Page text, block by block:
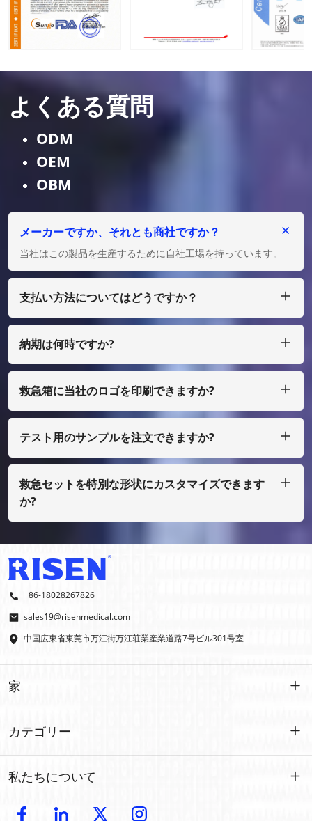
よくある質問
ODM
OEM
OBM
メーカーですか、それとも商社ですか？
当社はこの製品を生産するために自社工場を持っています。
支払い方法についてはどうですか？
は、ペイパル、ウェスタン ユニオン、マネーグラム、エスク
ローなどで支払うことができます。
納期は何時ですか?
救急箱に当社のロゴを印刷できますか?
とができます、ほんの少量で、あなたはフィルムコストを支払
う必要があります
テスト用のサンプルを注文できますか?
常の印刷ではない場合は、サンプル費用を支払う必要がありま
す。
救急セットを特別な形状にカスタマイズできます
か?
+86-18028267826
sales19@risenmedical.com
中国広東省東莞市万江街万江荘業産業道路7号ビル301号室
家
製品
カテゴリー
カスタマイズされた
私たちについて
導入